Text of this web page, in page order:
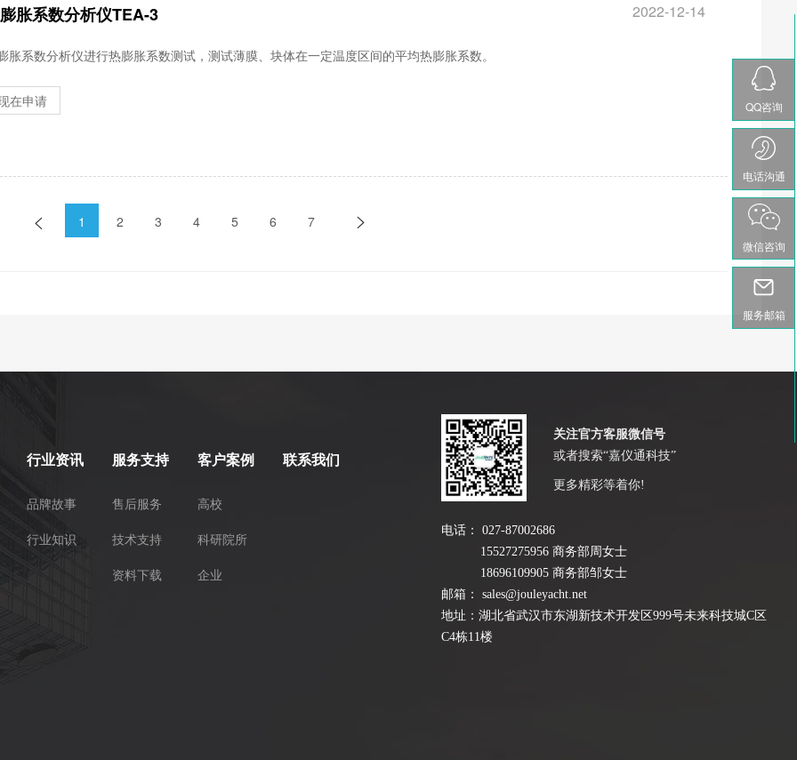
胀系数分析仪TEA-3 2022-12-14
胀系数分析仪进行热膨胀系数测试，测试薄膜、块体在一定温度区间的平均热膨胀系数。
在申请
1 2 3 4 5 6 7
QQ咨询
电话沟通
服务邮箱
微信咨询
行业资讯
品牌故事
行业知识
服务支持
售后服务
技术支持
资料下载
客户案例
高校
科研院所
企业
联系我们
关注官方客服微信号
或者搜索“嘉仪通科技”
更多精彩等着你!
电话：
027-87002686
15527275956 商务部周女士
18696109905 商务部邹女士
邮箱：
sales@jouleyacht.net
地址：湖北省武汉市东湖新技术开发区999号未来科技城C区
C4栋11楼